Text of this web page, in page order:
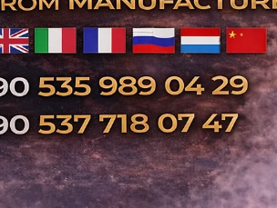
İlgili Ürünler